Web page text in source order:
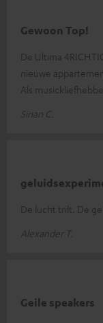
Gewoon Top!
De Ultima
nieuwe
Als
Sinan C.
De lucht trilt. De
Alexander T.
Geile speakers